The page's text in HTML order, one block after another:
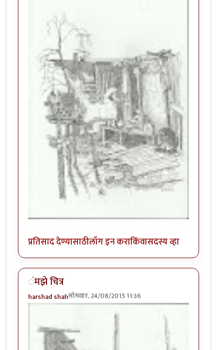
प्रतिसाद देण्यासाठीलॉग इन कराकिंवासदस्य व्हा
ंमझे चित्र
harshad shahसोमवार, 24/08/2015 11:36